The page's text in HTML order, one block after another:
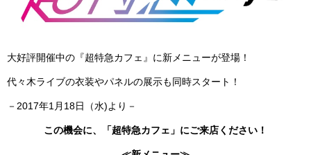
大好評開催中の『超特急カフェ』に新メニューが登場！
代々木ライブの衣装やパネルの展示も同時スタート！
－2017年1月18日（水)より－
この機会に、「超特急カフェ」にご来店ください！